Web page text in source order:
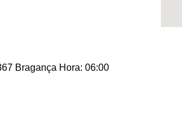
Bragança Hora: 06:00